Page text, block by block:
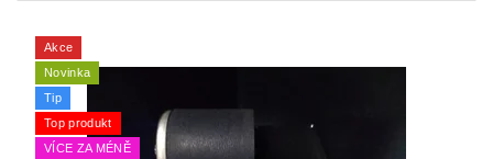
Akce
Novinka
Tip
Top produkt
VÍCE ZA MÉNĚ